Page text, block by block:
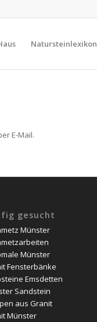
Natursteinlexikon
E-Mail.
gesucht
Münster
Münster
Fensterbänke
Emsdetten
Sandstein
aus Granit
Münster